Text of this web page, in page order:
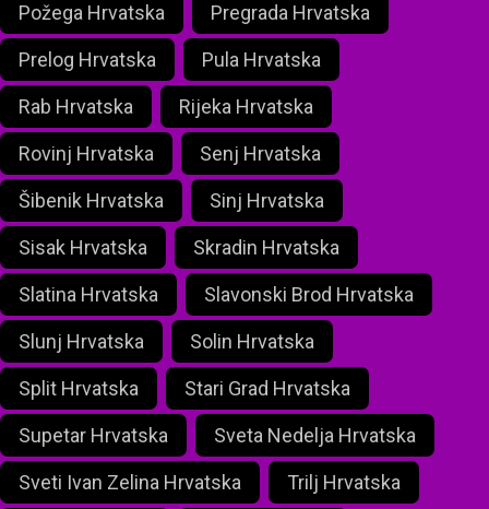
Požega Hrvatska Pregrada Hrvatska
Prelog Hrvatska Pula Hrvatska
Rab Hrvatska Rijeka Hrvatska
Rovinj Hrvatska Senj Hrvatska
Šibenik Hrvatska Sinj Hrvatska
Sisak Hrvatska Skradin Hrvatska
Slatina Hrvatska Slavonski Brod Hrvatska
Slunj Hrvatska Solin Hrvatska
Split Hrvatska Stari Grad Hrvatska
Supetar Hrvatska Sveta Nedelja Hrvatska
Sveti Ivan Zelina Hrvatska Trilj Hrvatska